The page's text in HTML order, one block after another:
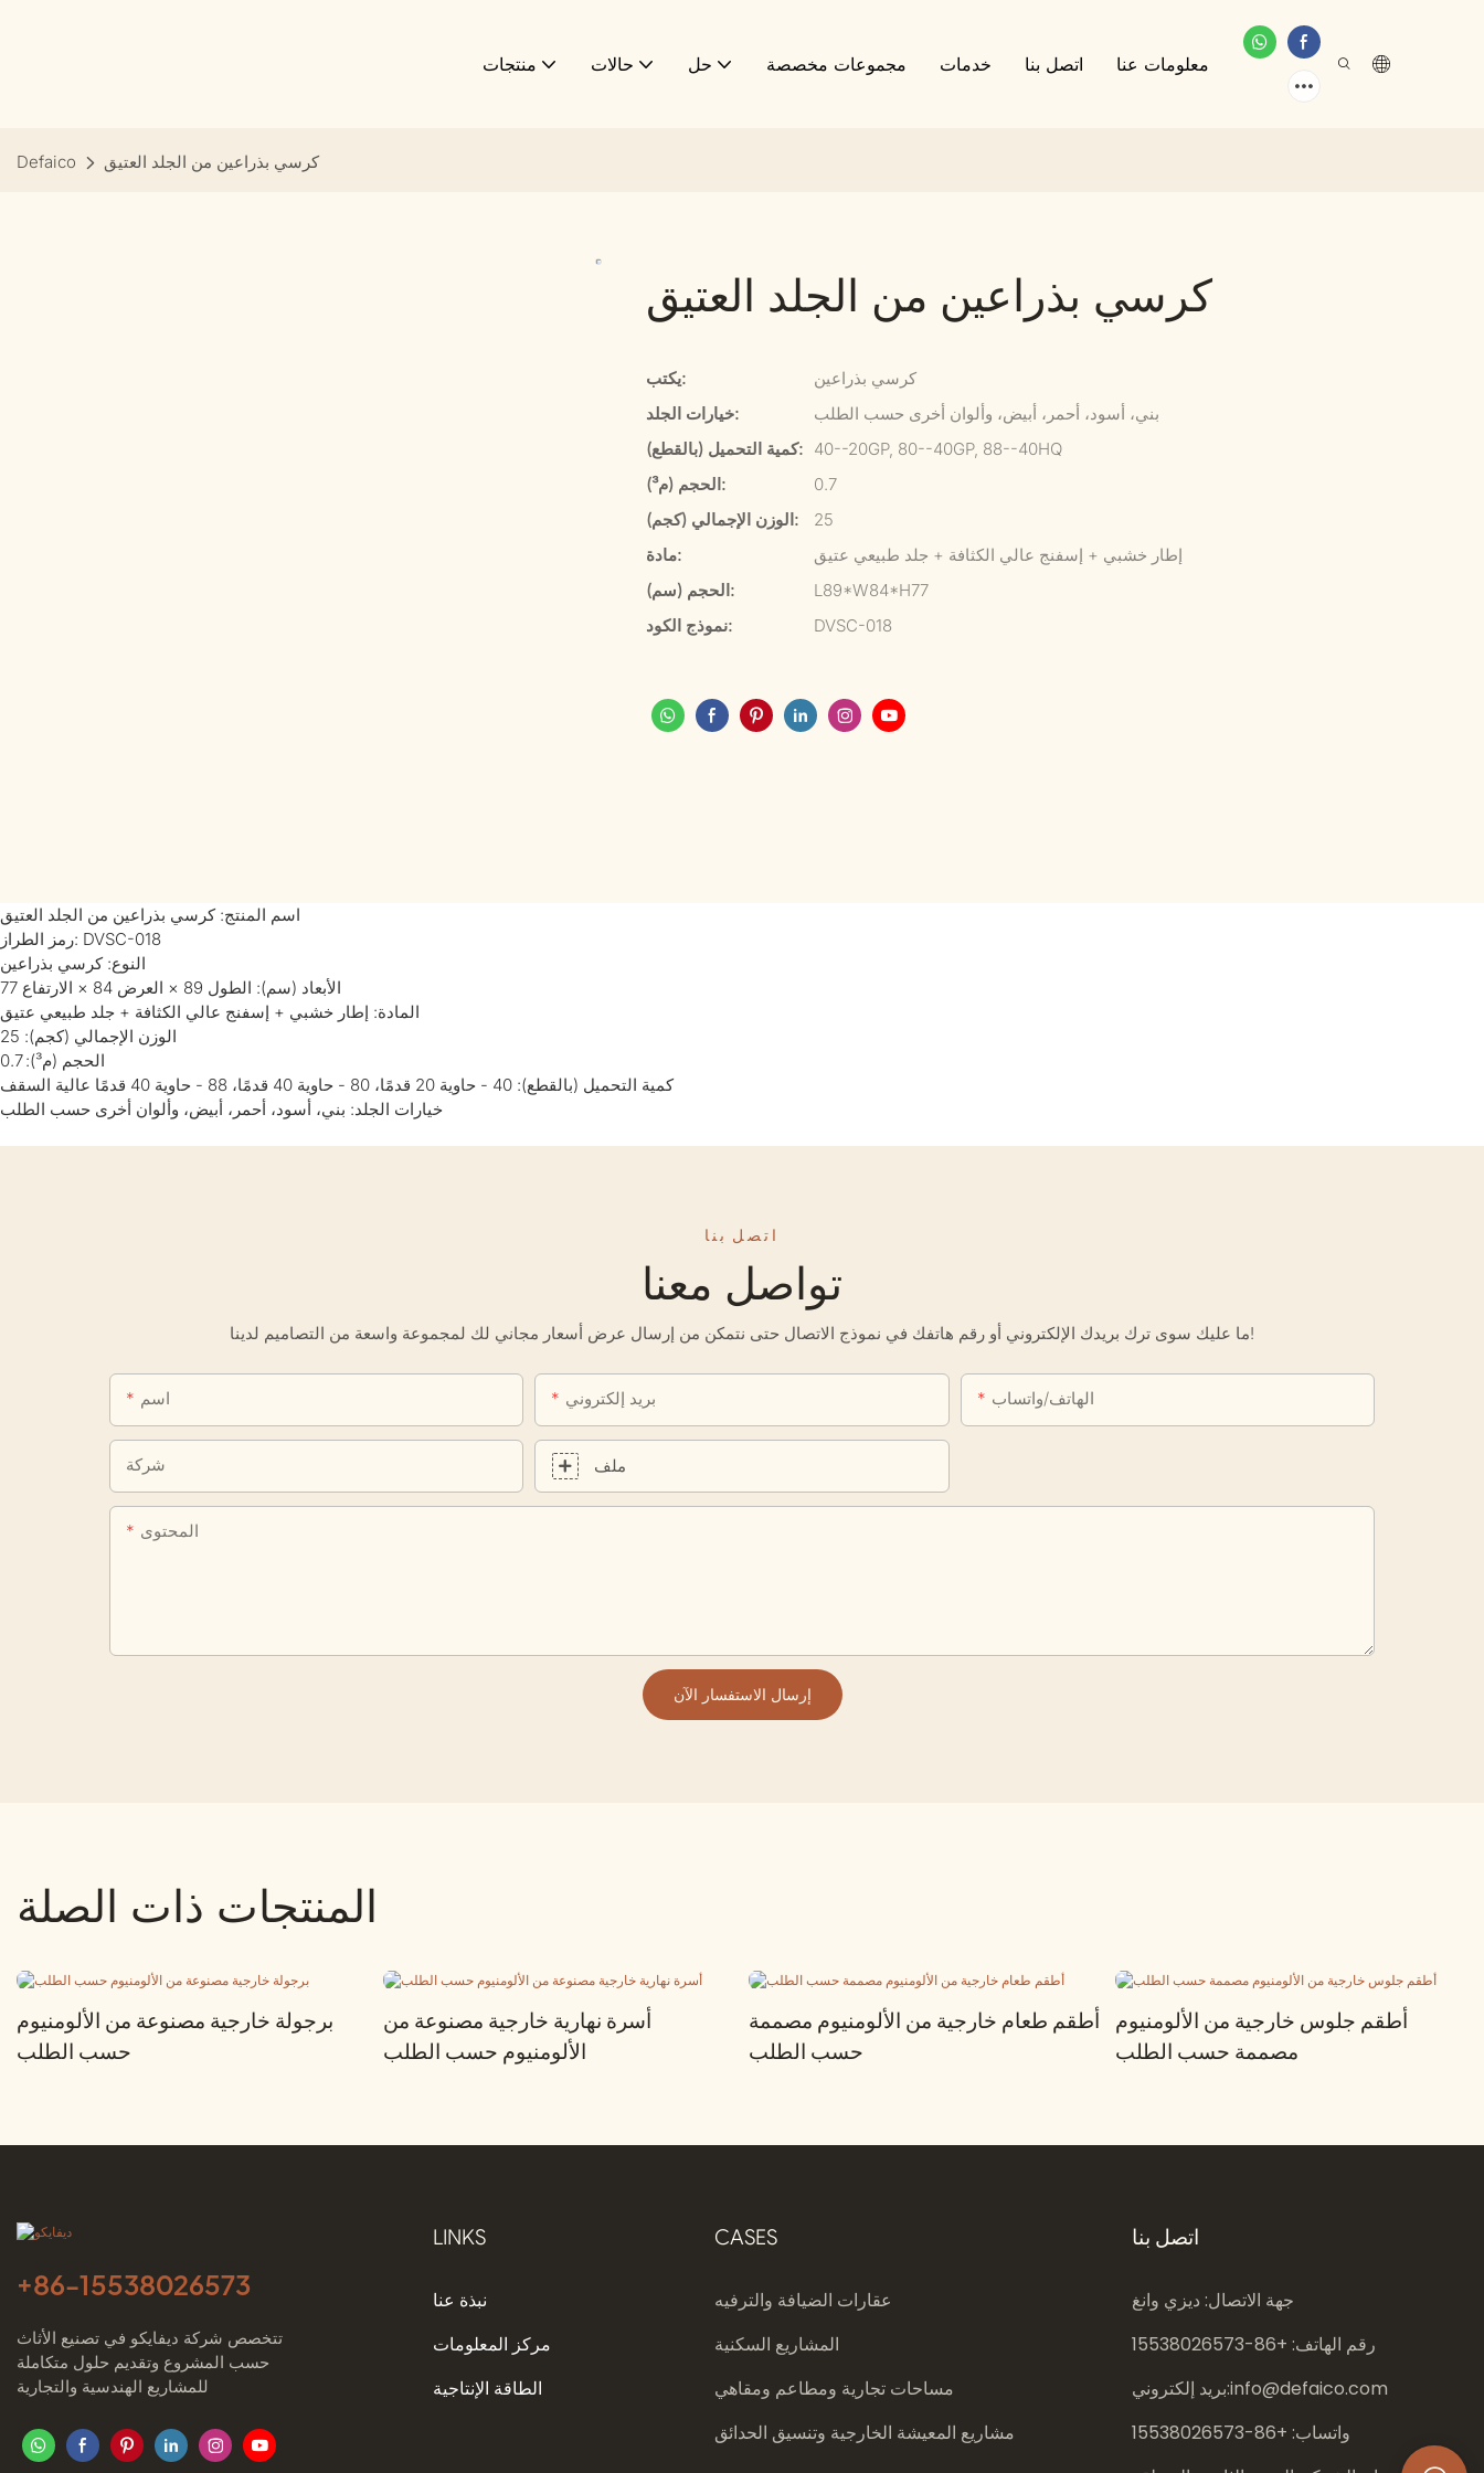
منتجات حالات حل مجموعات مخصصة خدمات اتصل بنا معلومات عنا
Defaico كرسي بذراعين من الجلد العتيق
كرسي بذراعين من الجلد العتيق
يكتب:
كرسي بذراعين
خيارات الجلد:
بني، أسود، أحمر، أبيض، وألوان أخرى حسب الطلب
كمية التحميل (بالقطع): 40--20GP, 80--40GP, 88--40HQ
الحجم (م³):
0.7
الوزن الإجمالي (كجم):
25
مادة:
إطار خشبي + إسفنج عالي الكثافة + جلد طبيعي عتيق
الحجم (سم):
L89*W84*H77
نموذج الكود:
DVSC-018
اسم المنتج: كرسي بذراعين من الجلد العتيق
رمز الطراز: DVSC-018
النوع: كرسي بذراعين
الأبعاد (سم): الطول 89 × العرض 84 × الارتفاع 77
المادة: إطار خشبي + إسفنج عالي الكثافة + جلد طبيعي عتيق
الوزن الإجمالي (كجم): 25
الحجم (م³): 0.7
كمية التحميل (بالقطع): 40 - حاوية 20 قدمًا، 80 - حاوية 40 قدمًا، 88 - حاوية 40 قدمًا عالية السقف
خيارات الجلد: بني، أسود، أحمر، أبيض، وألوان أخرى حسب الطلب
اتصل بنا
تواصل معنا
ما عليك سوى ترك بريدك الإلكتروني أو رقم هاتفك في نموذج الاتصال حتى نتمكن من إرسال عرض أسعار مجاني لك لمجموعة واسعة من التصاميم لدينا!
اسم بريد إلكتروني الهاتف/واتساب
شركة ملف
المحتوى
إرسال الاستفسار الآن
المنتجات ذات الصلة
برجولة خارجية مصنوعة من الألومنيوم
حسب الطلب
أسرة نهارية خارجية مصنوعة من
الألومنيوم حسب الطلب
أطقم طعام خارجية من الألومنيوم مصممة
حسب الطلب
أطقم جلوس خارجية من الألومنيوم
مصممة حسب الطلب
+86-15538026573
تتخصص شركة ديفايكو في تصنيع الأثاث
حسب المشروع وتقديم حلول متكاملة
للمشاريع الهندسية والتجارية
LINKS
نبذة عنا
مركز المعلومات
الطاقة الإنتاجية
CASES
عقارات الضيافة والترفيه
المشاريع السكنية
مساحات تجارية ومطاعم ومقاهي
مشاريع المعيشة الخارجية وتنسيق الحدائق
اتصل بنا
جهة الاتصال: ديزي وانغ
رقم الهاتف: +86-
15538026573
بريد إلكتروني:info@defaico.com
واتساب: +86-
15538026573